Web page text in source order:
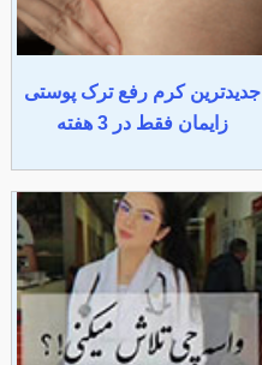
جدیدترین کرم رفع ترک پوستی
زایمان فقط در 3 هفته